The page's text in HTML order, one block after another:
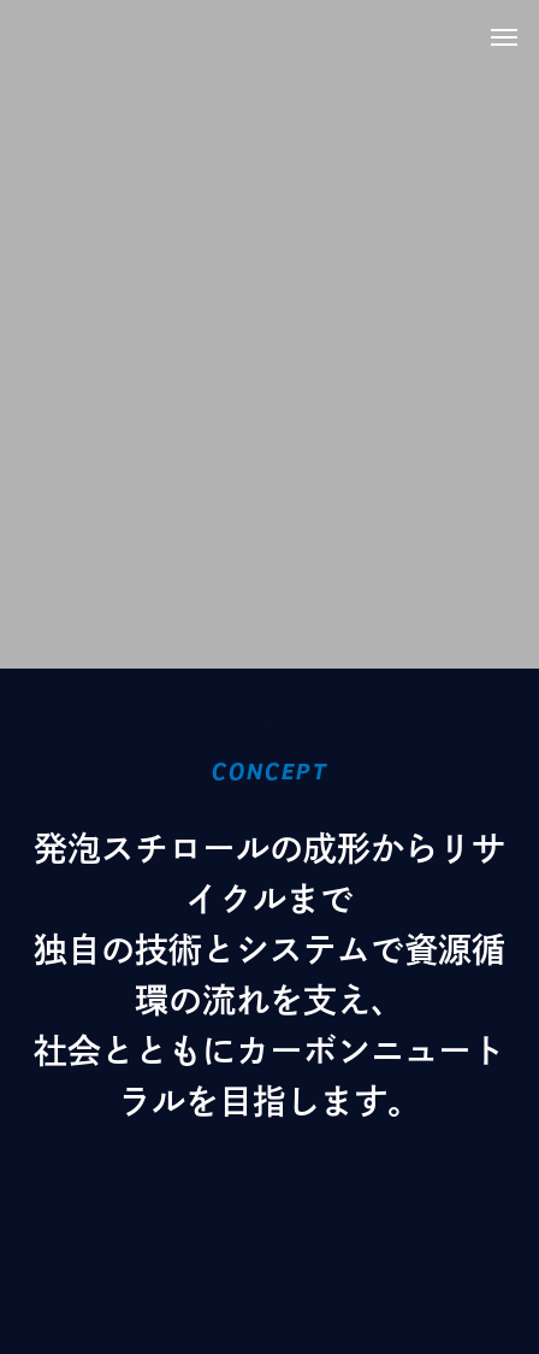
CONCEPT
発泡スチロールの成形からリサ
イクルまで
独自の技術とシステムで資源循
環の流れを支え、
社会とともにカーボンニュート
ラルを目指します。